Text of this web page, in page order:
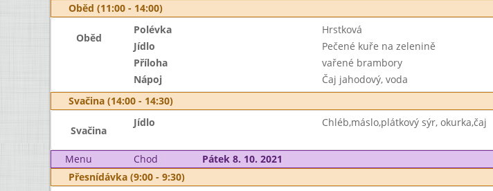
Oběd (11:00 - 14:00)
Oběd
Polévka Hrstková
Jídlo
Pečené kuře na zelenině
Příloha
vařené brambory
Nápoj
Čaj jahodový, voda
Svačina (14:00 - 14:30)
Svačina
Jídlo Chléb,máslo,plátkový sýr, okurka,čaj
Menu Chod Pátek 8. 10. 2021
Přesnídávka (9:00 - 9:30)